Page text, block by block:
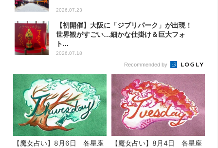
2026.07.23
【初開催】大阪に「ジブリパーク」が出現！
世界観がすごい…細かな仕掛け＆巨大フォ
ト...
2026.07.18
Recommended by
【魔女占い】8月6日 各星座
【魔女占い】8月4日 各星座